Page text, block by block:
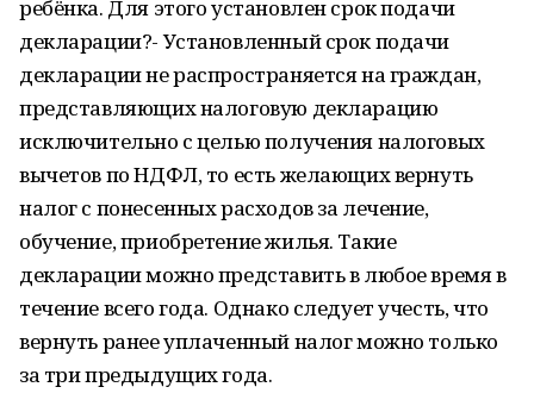
ребёнка. Для этого установлен срок подачи
декларации?- Установленный срок подачи
декларации не распространяется на граждан,
представляющих налоговую декларацию
исключительно с целью получения налоговых
вычетов по НДФЛ, то есть желающих вернуть
налог с понесенных расходов за лечение,
обучение, приобретение жилья. Такие
декларации можно представить в любое время в
течение всего года. Однако следует учесть, что
вернуть ранее уплаченный налог можно только
за три предыдущих года.